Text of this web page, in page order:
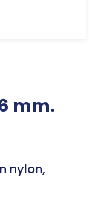
mm.
nylon,